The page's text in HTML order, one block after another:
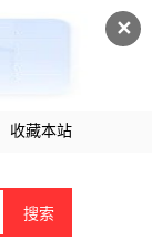
✕
收藏本站
搜索